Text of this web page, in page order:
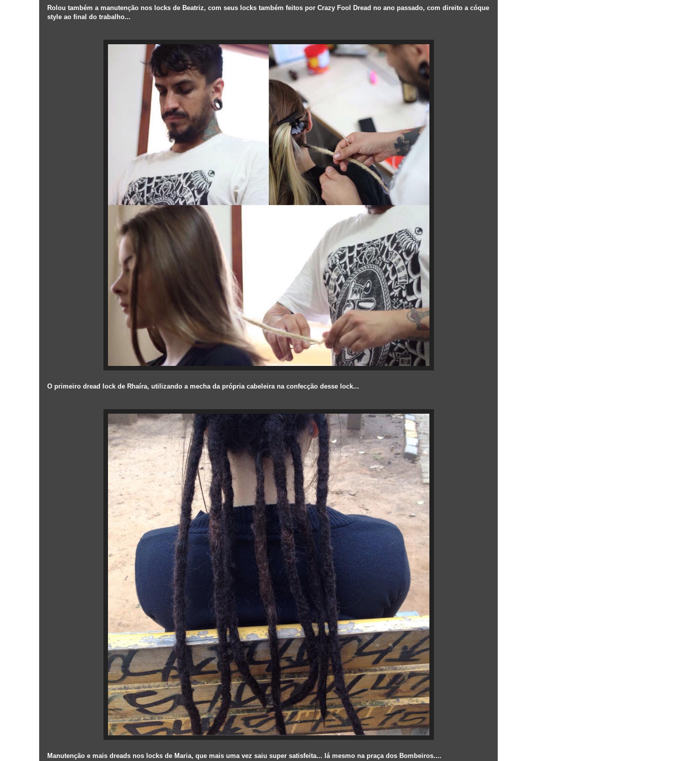
Rolou também a manutenção nos locks de Beatriz, com seus locks também feitos por Crazy Fool Dread no ano passado, com direito a cóque
style ao final do trabalho...
O primeiro dread lock de Rhaíra, utilizando a mecha da própria cabeleira na confecção desse lock...
Manutenção e mais dreads nos locks de Maria, que mais uma vez saiu super satisfeita... lá mesmo na praça dos Bombeiros....